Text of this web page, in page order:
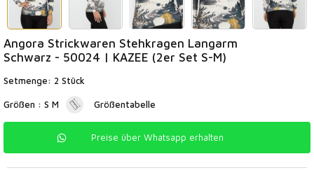
Angora Strickwaren Stehkragen Langarm
Schwarz - 50024 | KAZEE (2er Set S-M)
Setmenge: 2 Stück
Größen : S M Größentabelle
Preise über Whatsapp erhalten